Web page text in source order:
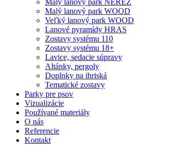
Malý lanový park NEREZ
Malý lanový park WOOD
Veľký lanový park WOOD
Lanové pyramídy HRAS
Zostavy systému 110
Zostavy systému 18+
Lavice, sedacie súpravy
Altánky, pergoly
Doplnky na ihriská
Tematické zostavy
Parky pre psov
Vizualizácie
Používané materiály
O nás
Referencie
Kontakt